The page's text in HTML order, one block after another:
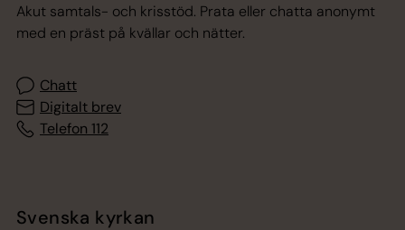
Akut samtals- och krisstöd. Prata eller chatta anonymt
med en präst på kvällar och nätter.
Chatt
Digitalt brev
Telefon 112
Svenska kyrkan